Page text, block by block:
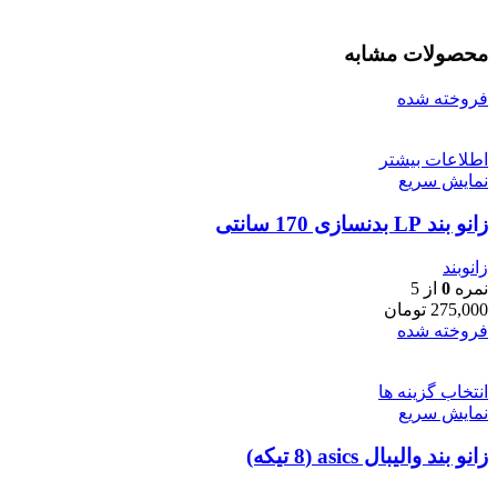
محصولات مشابه
فروخته شده
اطلاعات بیشتر
نمایش سریع
زانو بند LP بدنسازی 170 سانتی
زانوبند
نمره 0 از 5
275,000 تومان
فروخته شده
انتخاب گزینه ها
نمایش سریع
زانو بند والیبال asics (8 تیکه)